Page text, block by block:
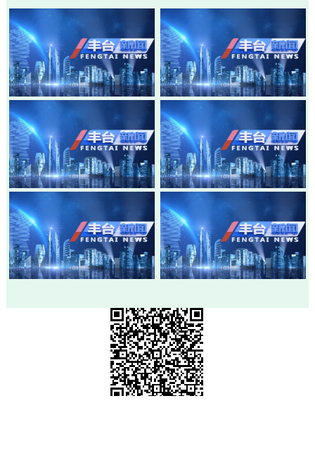
20260805-丰台新闻
20260803-丰台新闻
20260730-丰台新闻
20260728-丰台新闻